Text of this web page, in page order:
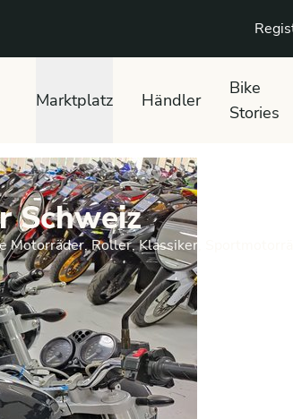
Marktplatz Händler
Bike
Stories
Schweiz
Roller, Klassiker,